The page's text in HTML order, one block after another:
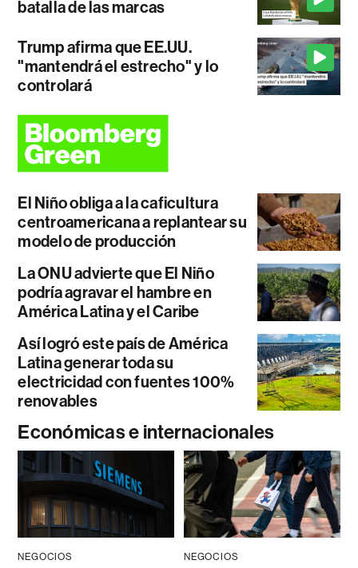
batalla de las marcas
Trump afirma que EE.UU.
"mantendrá el estrecho" y lo
controlará
El Niño obliga a la caficultura
centroamericana a replantear su
modelo de producción
La ONU advierte que El Niño
podría agravar el hambre en
América Latina y el Caribe
Así logró este país de América
Latina generar toda su
electricidad con fuentes 100%
renovables
Económicas e internacionales
NEGOCIOS NEGOCIOS